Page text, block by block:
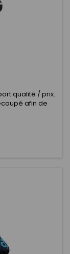
qualité / prix.
afin de
Bande
tissu tricoté
NORME FIA
le sport...